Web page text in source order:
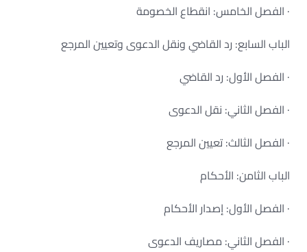
· الفصل الخامس: انقطاع الخصومة
الباب السابع: رد القاضي ونقل الدعوى وتعيين المرجع
· الفصل الأول: رد القاضي
· الفصل الثاني: نقل الدعوى
· الفصل الثالث: تعيين المرجع
الباب الثامن: الأحكام
· الفصل الأول: إصدار الأحكام
· الفصل الثاني: مصاريف الدعوى